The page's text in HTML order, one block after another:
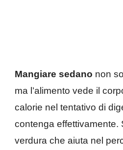
Mangiare sedano non
ma l’alimento vede il
calorie nel tentativo di
contenga effettivamente.
verdura che aiuta nel